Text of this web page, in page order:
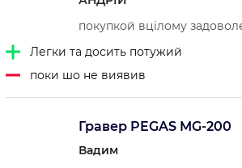
покупкой вцілому
Легки та досить потужий
поки шо не виявив
Гравер PEGAS MG-200
Вадим